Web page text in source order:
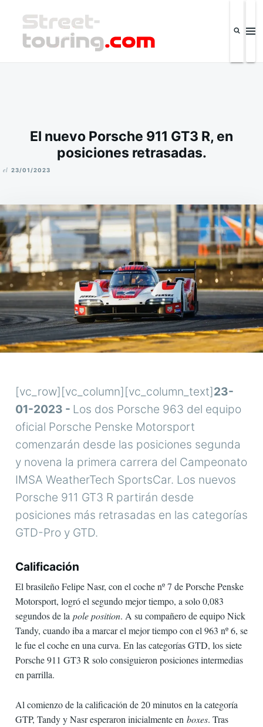
contenido
El nuevo Porsche 911 GT3 R, en
posiciones retrasadas.
E
el 23/01/2023
[vc_row][vc_column][vc_column_text]23-
01-2023 - Los dos Porsche 963 del equipo
oficial Porsche Penske Motorsport
comenzarán desde las posiciones segunda
y novena la primera carrera del Campeonato
IMSA WeatherTech SportsCar. Los nuevos
Porsche 911 GT3 R partirán desde
posiciones más retrasadas en las categorías
GTD-Pro y GTD.
Calificación
El brasileño Felipe Nasr, con el coche nº 7 de Porsche Penske
Motorsport, logró el segundo mejor tiempo, a solo 0,083
segundos de la pole position. A su compañero de equipo Nick
Tandy, cuando iba a marcar el mejor tiempo con el 963 nº 6, se
le fue el coche en una curva. En las categorías GTD, los siete
Porsche 911 GT3 R solo consiguieron posiciones intermedias
en parrilla.
Al comienzo de la calificación de 20 minutos en la categoría
GTP, Tandy y Nasr esperaron inicialmente en boxes. Tras